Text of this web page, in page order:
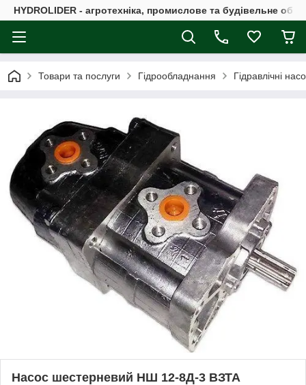
HYDROLIDER - агротехніка, промислове та будівельне
Товари та послуги Гідрообладнання Гідравлічні
Насос шестерневий НШ 12-8Д-3 ВЗТА